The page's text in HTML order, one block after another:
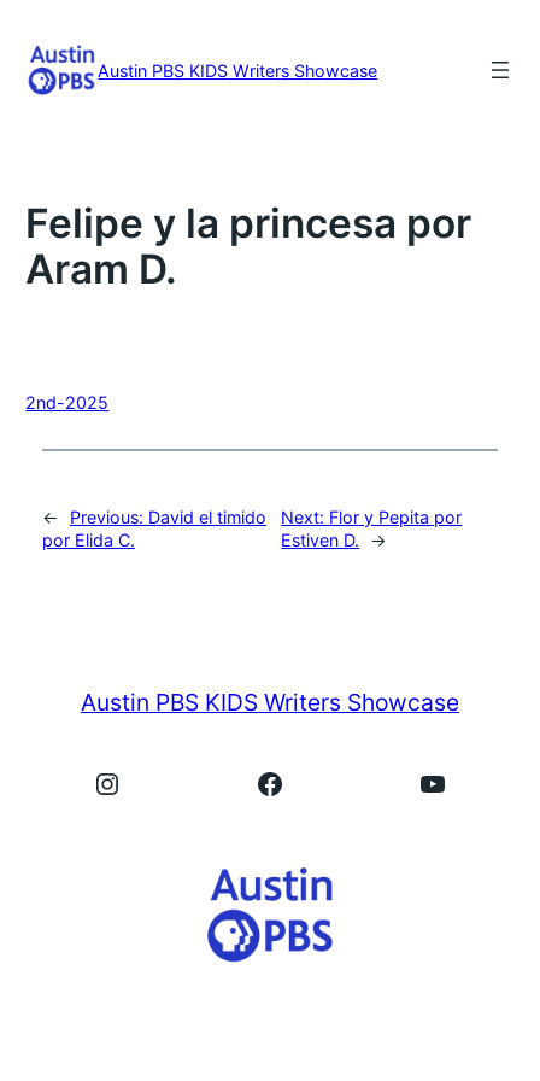
content
Austin PBS KIDS Writers Showcase
Felipe y la princesa por
Aram D.
2nd-2025
← Previous: David el timido
por Elida C.
Next: Flor y Pepita por
Estiven D.
→
Austin PBS KIDS Writers Showcase
Instagram Facebook YouTube